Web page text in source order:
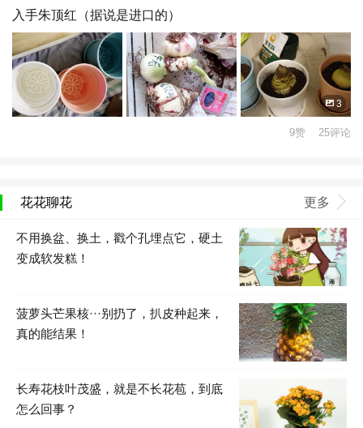
入手朱顶红（据说是进口的）
3
9赞 25评论
花花聊花 更多
不用换盆、换土，戳个孔埋点它，硬土
变成软发糕！
菠萝头芒果核···别扔了，扒皮种起来，
真的能结果！
长寿花枝叶茂盛，就是不长花苞，到底
怎么回事？